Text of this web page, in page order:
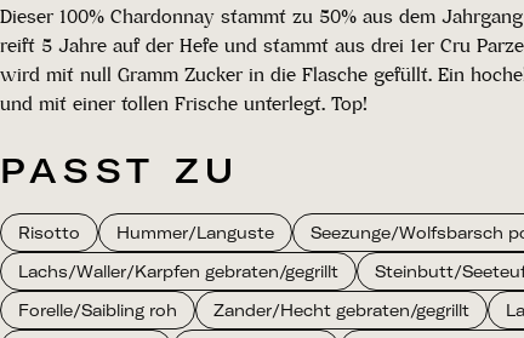
Dieser 100% Chardonnay stammt zu 50% aus dem
reift 5 Jahre auf der Hefe und stammt aus drei 1er Cru
wird mit null Gramm Zucker in die Flasche gefüllt. Ein
und mit einer tollen Frische unterlegt. Top!
PASST ZU
Risotto Hummer/Languste Seezunge/Wolfsbarsch
Lachs/Waller/Karpfen gebraten/gegrillt
Steinbutt/
Forelle/Saibling roh
Zander/Hecht gebraten/gegrillt